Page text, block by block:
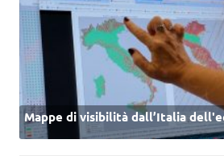
Mappe di visibilità dall’Italia